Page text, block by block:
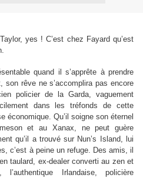
yes ! C’est chez Fayard qu’est
quand il s’apprête à prendre
son rêve ne s’accomplira pas encore
policier de la Garda, vaguement
dans les tréfonds de cette
économique. Qu’il soigne son éternel
et au Xanax, ne peut guère
qu’il a trouvé sur Nun’s Island, lui
c’est à peine un refuge. Des amis, il
taulard, ex-dealer converti au zen et
Irlandaise, policière